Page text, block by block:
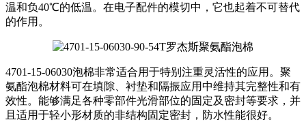
温和负40℃的低温。在电子配件的模切中，它也起着不可替代
的作用。
4701-15-06030泡棉非常适合用于特别注重灵活性的应用。聚
氨酯泡棉材料可在填隙、衬垫和隔振应用中维持其完整性和有
效性。能够满足各种零部件光滑部位的固定及密封等要求，并
且适用于轻小形材质的非结构固定密封，防水性能很好。